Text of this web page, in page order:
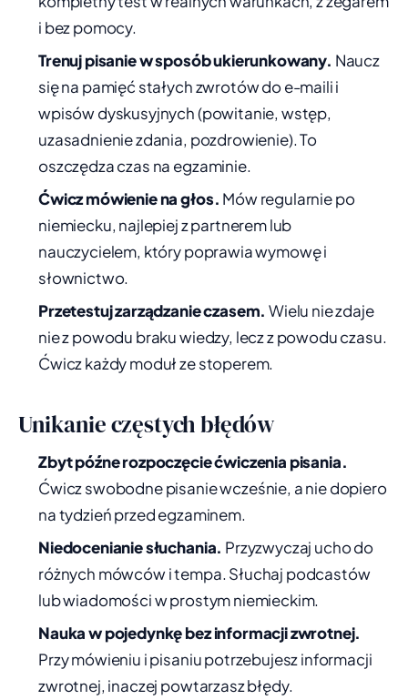
i bez pomocy.
Trenuj pisanie w sposób ukierunkowany. Naucz
się na pamięć stałych zwrotów do e-maili i
wpisów dyskusyjnych (powitanie, wstęp,
uzasadnienie zdania, pozdrowienie). To
oszczędza czas na egzaminie.
Ćwicz mówienie na głos. Mów regularnie po
niemiecku, najlepiej z partnerem lub
nauczycielem, który poprawia wymowę i
słownictwo.
Przetestuj zarządzanie czasem. Wielu nie zdaje
nie z powodu braku wiedzy, lecz z powodu czasu.
Ćwicz każdy moduł ze stoperem.
Unikanie częstych błędów
Zbyt późne rozpoczęcie ćwiczenia pisania.
Ćwicz swobodne pisanie wcześnie, a nie dopiero
na tydzień przed egzaminem.
Niedocenianie słuchania. Przyzwyczaj ucho do
różnych mówców i tempa. Słuchaj podcastów
lub wiadomości w prostym niemieckim.
Nauka w pojedynkę bez informacji zwrotnej.
Przy mówieniu i pisaniu potrzebujesz informacji
zwrotnej, inaczej powtarzasz błędy.